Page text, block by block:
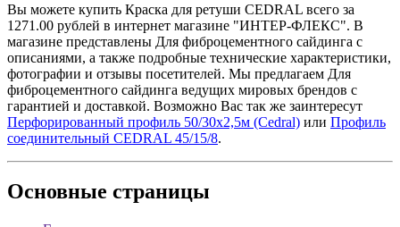
Вы можете купить Краска для ретуши CEDRAL всего за
1271.00 рублей в интернет магазине "ИНТЕР-ФЛЕКС". В
магазине представлены Для фиброцементного сайдинга с
описаниями, а также подробные технические характеристики,
фотографии и отзывы посетителей. Мы предлагаем Для
фиброцементного сайдинга ведущих мировых брендов с
гарантией и доставкой. Возможно Вас так же заинтересут
Перфорированный профиль 50/30х2,5м (Cedral) или Профиль
соединительный CEDRAL 45/15/8.
Основные страницы